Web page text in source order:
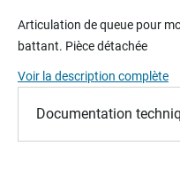
to
the
of
the
images
Articulation de queue pour m
battant. Pièce détachée
Voir la description complète
Documentation